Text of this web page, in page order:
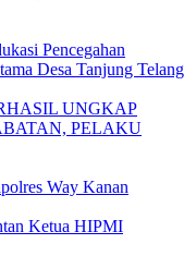
Pencegahan
Desa Tanjung Telang
UNGKAP
PELAKU
Way Kanan
Ketua HIPMI